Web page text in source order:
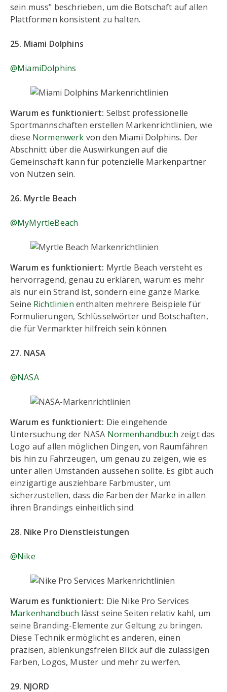
sein muss" beschrieben, um die Botschaft auf allen
Plattformen konsistent zu halten.
25. Miami Dolphins
@MiamiDolphins
Warum es funktioniert: Selbst professionelle
Sportmannschaften erstellen Markenrichtlinien, wie
diese Normenwerk von den Miami Dolphins. Der
Abschnitt über die Auswirkungen auf die
Gemeinschaft kann für potenzielle Markenpartner
von Nutzen sein.
26. Myrtle Beach
@MyMyrtleBeach
Warum es funktioniert: Myrtle Beach versteht es
hervorragend, genau zu erklären, warum es mehr
als nur ein Strand ist, sondern eine ganze Marke.
Seine Richtlinien enthalten mehrere Beispiele für
Formulierungen, Schlüsselwörter und Botschaften,
die für Vermarkter hilfreich sein können.
27. NASA
@NASA
Warum es funktioniert: Die eingehende
Untersuchung der NASA Normenhandbuch zeigt das
Logo auf allen möglichen Dingen, von Raumfähren
bis hin zu Fahrzeugen, um genau zu zeigen, wie es
unter allen Umständen aussehen sollte. Es gibt auch
einzigartige ausziehbare Farbmuster, um
sicherzustellen, dass die Farben der Marke in allen
ihren Brandings einheitlich sind.
28. Nike Pro Dienstleistungen
@Nike
Warum es funktioniert: Die Nike Pro Services
Markenhandbuch lässt seine Seiten relativ kahl, um
seine Branding-Elemente zur Geltung zu bringen.
Diese Technik ermöglicht es anderen, einen
präzisen, ablenkungsfreien Blick auf die zulässigen
Farben, Logos, Muster und mehr zu werfen.
29. NJORD